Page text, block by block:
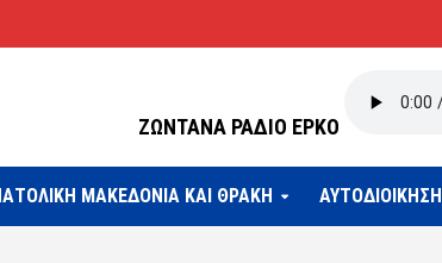
ΖΩΝΤΑΝΑ ΡΑΔΙΟ ΕΡΚΟ
ΜΑΚΕΔΟΝΙΑ ΚΑΙ ΘΡΑΚΗ ΑΥΤΟΔΙΟΙΚΗΣΗ